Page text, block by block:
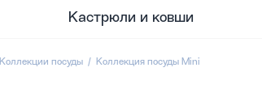
Кастрюли и ковши
Коллекции посуды Коллекция посуды Mini